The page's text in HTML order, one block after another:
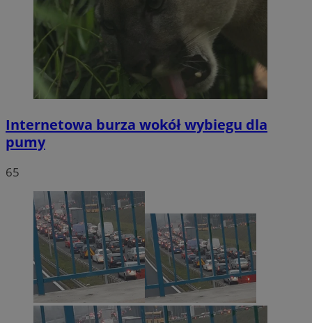
Internetowa burza wokół wybiegu dla
pumy
65